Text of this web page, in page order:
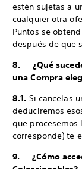
estén sujetas a
cualquier otra
Puntos se
después de que
8. ¿Qué
una Compra
8.1. Si cancelas
deduciremos
que procesemos
corresponde) te
9. ¿Cómo